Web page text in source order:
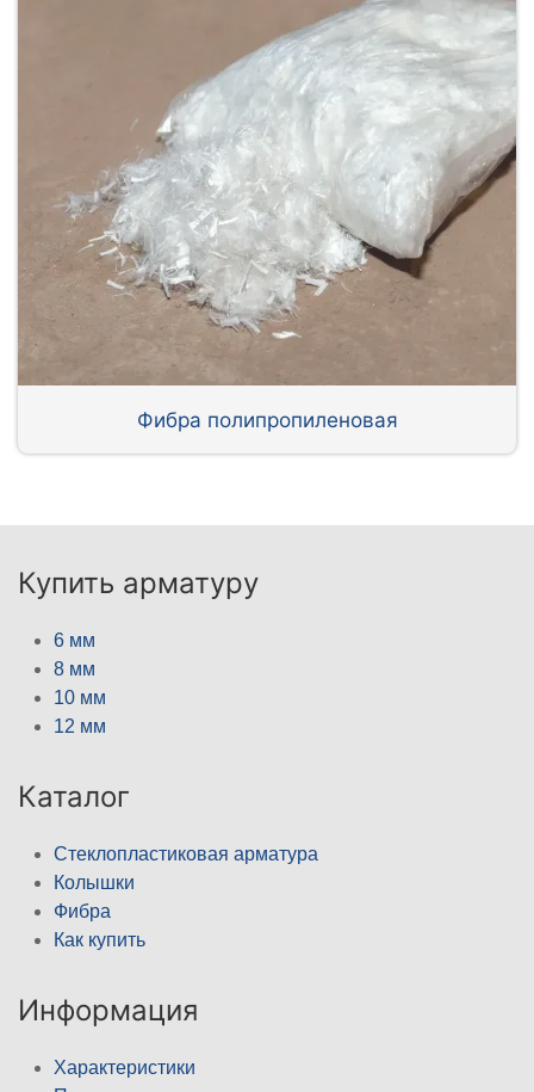
Фибра полипропиленовая
Купить арматуру
6 мм
8 мм
10 мм
12 мм
Каталог
Стеклопластиковая арматура
Колышки
Фибра
Как купить
Информация
Характеристики